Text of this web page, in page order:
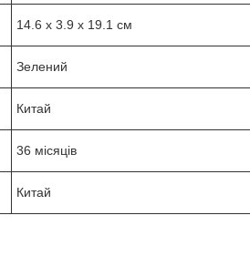
14.6 х 3.9 х 19.1 см
Зелений
Китай
36 місяців
Китай